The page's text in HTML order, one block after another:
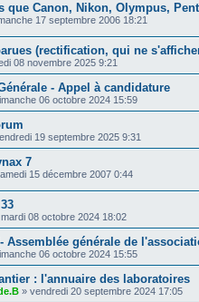
que Canon, Nikon, Olympus,
17 septembre 2006 18:21
(rectification, qui ne
08 novembre 2025 9:21
- Appel à candidature
06 octobre 2024 15:59
19 septembre 2025 9:31
7
15 décembre 2007 0:44
mardi 08 octobre 2024 18:02
Assemblée générale de
06 octobre 2024 15:55
: l'annuaire des laboratoires
» vendredi 20 septembre 2024 17:05